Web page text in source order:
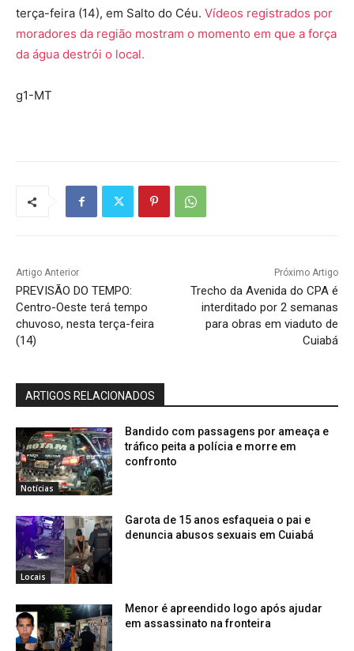
terça-feira (14), em Salto do Céu. Vídeos registrados por
moradores da região mostram o momento em que a força
da água destrói o local.
g1-MT
Artigo Anterior
PREVISÃO DO TEMPO:
Centro-Oeste terá tempo
chuvoso, nesta terça-feira
(14)
Próximo Artigo
Trecho da Avenida do CPA é
interditado por 2 semanas
para obras em viaduto de
Cuiabá
ARTIGOS RELACIONADOS
Notícias
Bandido com passagens por ameaça e
tráfico peita a polícia e morre em
confronto
Locais
Garota de 15 anos esfaqueia o pai e
denuncia abusos sexuais em Cuiabá
Menor é apreendido logo após ajudar
em assassinato na fronteira